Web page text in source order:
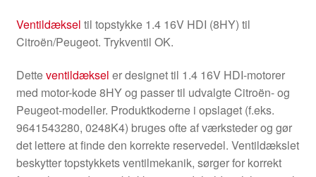
Ventildæksel til topstykke 1.4 16V HDI (8HY) til
Citroën/Peugeot. Trykventil OK.
Detteventildæksel er designet til 1.4 16V HDI-motorer
med motor-kode 8HY og passer til udvalgte Citroën- og
Peugeot-modeller. Produktkoderne i opslaget (f.eks.
9641543280, 0248K4) bruges ofte af værksteder og gør
det lettere at finde den korrekte reservedel. Ventildækslet
beskytter topstykkets ventilmekanik, sørger for korrekt